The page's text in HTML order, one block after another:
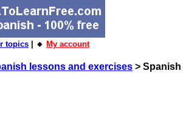
topics | 🔸 My account
lessons and exercises > Spanish